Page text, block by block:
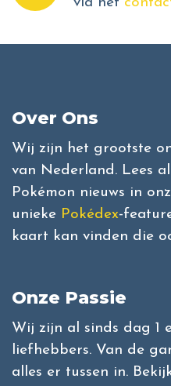
Over Ons
Wij zijn het grootste
van Nederland. Lees
Pokémon nieuws in
unieke Pokédex-
kaart kan vinden die
Onze Passie
Wij zijn al sinds dag 1
liefhebbers. Van de
alles er tussen in.